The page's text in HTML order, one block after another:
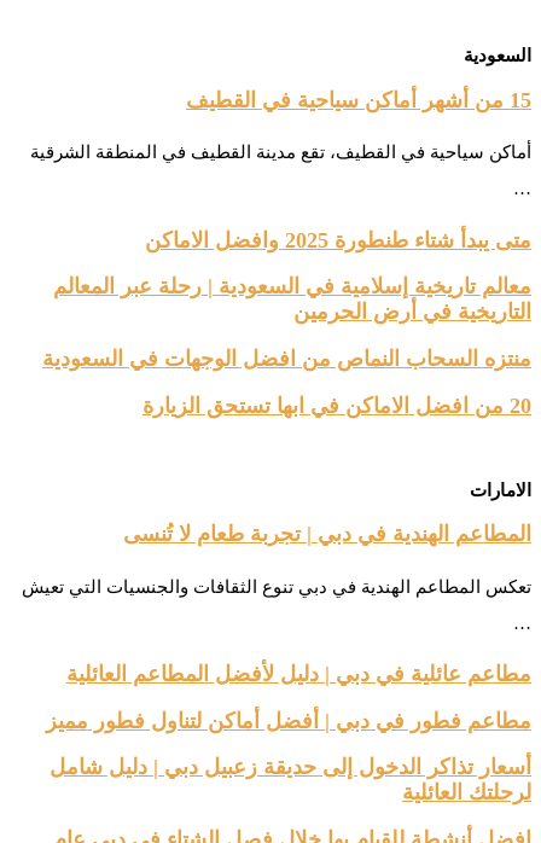
السعودية
15 من أشهر أماكن سياحية في القطيف
أماكن سياحية في القطيف، تقع مدينة القطيف في المنطقة الشرقية
…
متى يبدأ شتاء طنطورة 2025 وافضل الاماكن
معالم تاريخية إسلامية في السعودية | رحلة عبر المعالم
التاريخية في أرض الحرمين
منتزه السحاب النماص من افضل الوجهات في السعودية
20 من افضل الاماكن في ابها تستحق الزيارة
الامارات
المطاعم الهندية في دبي | تجربة طعام لا تُنسى
تعكس المطاعم الهندية في دبي تنوع الثقافات والجنسيات التي تعيش
…
مطاعم عائلية في دبي | دليل لأفضل المطاعم العائلية
مطاعم فطور في دبي | أفضل أماكن لتناول فطور مميز
أسعار تذاكر الدخول إلى حديقة زعبيل دبي | دليل شامل
لرحلتك العائلية